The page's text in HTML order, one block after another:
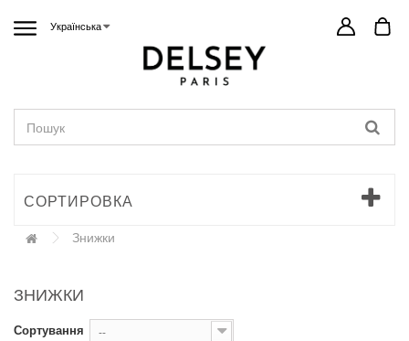
Українська
СОРТИРОВКА
Знижки
ЗНИЖКИ
Сортування --